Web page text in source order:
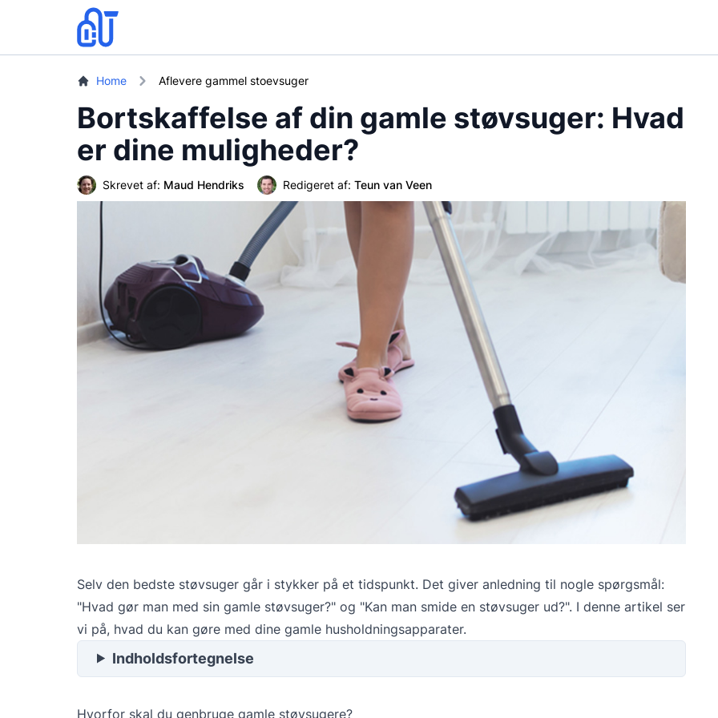
Home Aflevere gammel stoevsuger
Bortskaffelse af din gamle støvsuger: Hvad
er dine muligheder?
Skrevet af: Maud Hendriks Redigeret af: Teun van Veen
Selv den bedste støvsuger går i stykker på et tidspunkt. Det giver anledning til nogle spørgsmål:
"Hvad gør man med sin gamle støvsuger?" og "Kan man smide en støvsuger ud?". I denne artikel ser
vi på, hvad du kan gøre med dine gamle husholdningsapparater.
Indholdsfortegnelse
Hvorfor skal du genbruge gamle støvsugere?